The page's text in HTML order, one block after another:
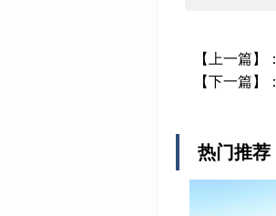
【上一篇】：
【下一篇】：
热门推荐